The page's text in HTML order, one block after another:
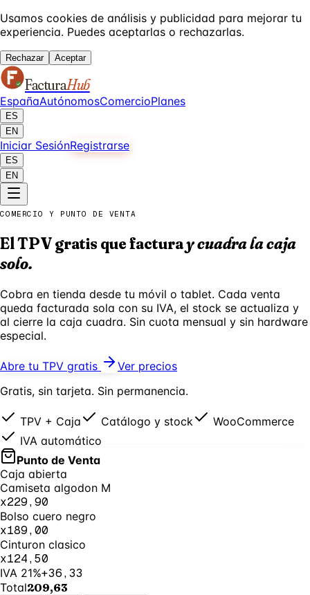
Usamos cookies de análisis y publicidad para mejorar tu
experiencia. Puedes aceptarlas o rechazarlas.
Rechazar Aceptar
FacturaHub
EspañaAutónomosComercioPlanes
ES
EN
Iniciar SesiónRegistrarse
ES
EN
COMERCIO Y PUNTO DE VENTA
El TPV gratis que facturay cuadra la caja
solo.
Cobra en tienda desde tu móvil o tablet. Cada venta
queda facturada sola con su IVA, el stock se actualiza y
al cierre la caja cuadra. Sin cuota mensual y sin hardware
especial.
Abre tu TPV gratis
Ver precios
Gratis, sin tarjeta. Sin permanencia.
TPV + Caja Catálogo y stock
WooCommerce
IVA automático
Punto de Venta
Caja abierta
Camiseta algodon M
x229,90
Bolso cuero negro
x189,00
Cinturon clasico
x124,50
IVA 21%+36,33
Total209,63